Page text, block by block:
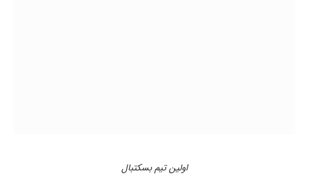
اولین تیم بسکتبال